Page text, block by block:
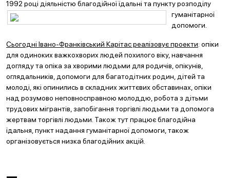
1992 році діяльністю благодійної їдальні та пунктурозподілу
гуманітарної
допомоги.
Сьогодні Івано-Франківський Карітас реалізовує проекти: опіки
для одиноких важкохворих людей похилого віку, навчання
догляду та опіка за хворими людьми для родичів, опікунів,
оглядальників, допомоги для багатодітних родин, дітей та
молоді, які опинились в складних життєвих обставинах, опіки
над розумово неповносправною молоддю, робота з дітьми
трудових мігрантів, запобігання торгівлі людьми та допомога
жертвам торгівлі людьми. Також тут працює благодійна
їдальня, пункт надання гуманітарної допомоги, також
організовується низка благодійних акцій.